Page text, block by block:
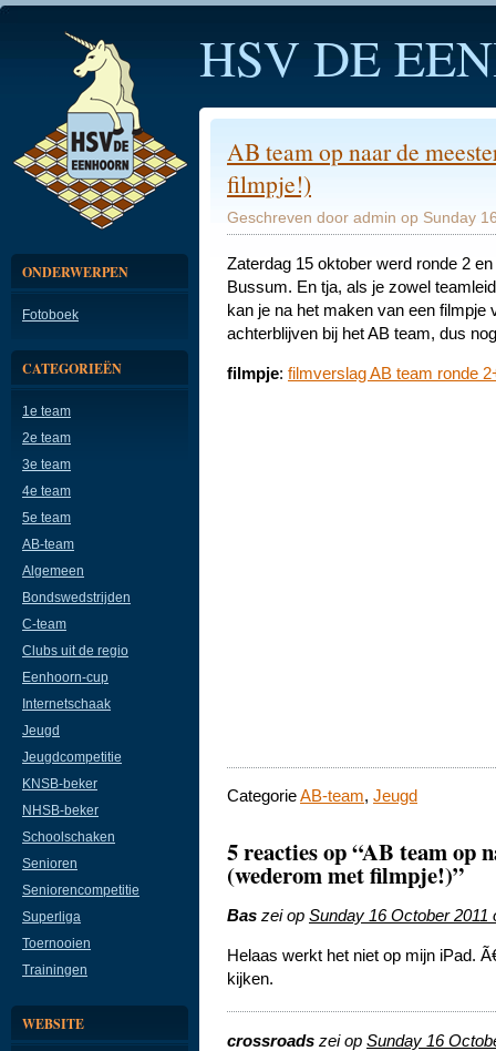
HSV DE
ONDERWERPEN
Fotoboek
CATEGORIEËN
1e team
2e team
3e team
4e team
5e team
AB-team
Algemeen
Bondswedstrijden
C-team
Clubs uit de regio
Eenhoorn-cup
Internetschaak
Jeugd
Jeugdcompetitie
KNSB-beker
NHSB-beker
Schoolschaken
Senioren
Seniorencompetitie
Superliga
Toernooien
Trainingen
WEBSITE
AB team op naar de
filmpje!)
Geschreven door admin op Sunday
Zaterdag 15 oktober werd ronde 2
Bussum. En tja, als je zowel
kan je na het maken van een filmpje
achterblijven bij het AB team, dus
filmpje: filmverslag AB team ronde
CategorieAB-team, Jeugd
5 reacties op “AB team op
(wederom met filmpje!)”
Bas zei op Sunday 16 October 2011
Helaas werkt het niet op mijn iPad.
kijken.
crossroads zei op Sunday 16